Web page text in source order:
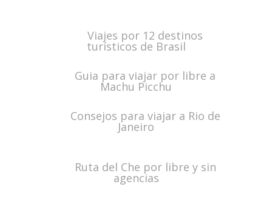
Viajes por 12 destinos
turísticos de Brasil
Guia para viajar por libre a
Machu Picchu
Consejos para viajar a Rio de
Janeiro
Ruta del Che por libre y sin
agencias